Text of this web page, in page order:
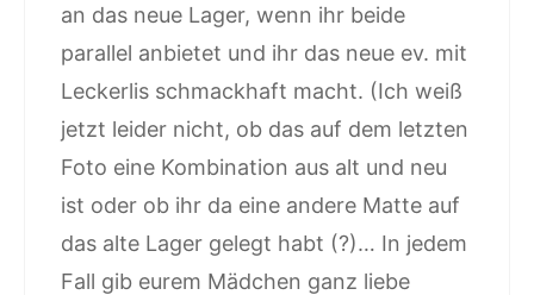
an das neue Lager, wenn ihr beide
parallel anbietet und ihr das neue ev. mit
Leckerlis schmackhaft macht. (Ich weiß
jetzt leider nicht, ob das auf dem letzten
Foto eine Kombination aus alt und neu
ist oder ob ihr da eine andere Matte auf
das alte Lager gelegt habt (?)… In jedem
Fall gib eurem Mädchen ganz liebe